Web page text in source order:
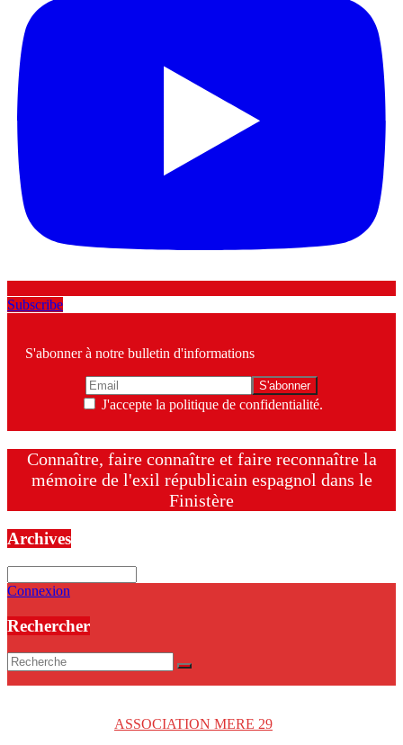
Subscribe
S'abonner à notre bulletin d'informations
J'accepte la politique de confidentialité.
Connaître, faire connaître et faire reconnaître la
mémoire de l'exil républicain espagnol dans le
Finistère
Archives
Connexion
Rechercher
ASSOCIATION MERE 29